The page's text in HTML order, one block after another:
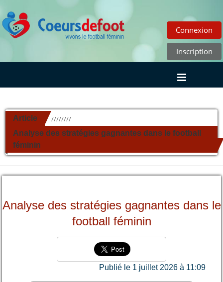
Connexion
Inscription
Article //////////
Analyse des stratégies gagnantes dans le football
féminin
Analyse des stratégies gagnantes dans le
football féminin
Publié le 1 juillet 2026 à 11:09